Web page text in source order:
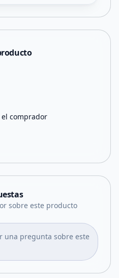
el comprador
sobre este producto
una pregunta sobre este